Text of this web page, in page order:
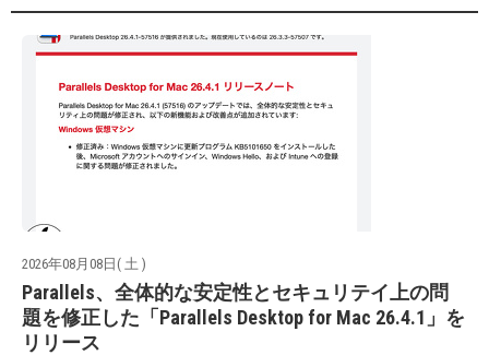
2026年08月08日( 土 )
Parallels、全体的な安定性とセキュリテイ上の問
題を修正した「Parallels Desktop for Mac 26.4.1」を
リリース